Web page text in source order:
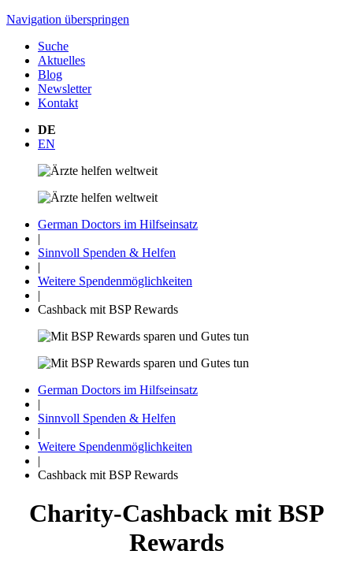
Navigation überspringen
Suche
Aktuelles
Blog
Newsletter
Kontakt
DE
EN
German Doctors im Hilfseinsatz
|
Sinnvoll Spenden & Helfen
|
Weitere Spenden­möglichkeiten
|
Cashback mit BSP Rewards
German Doctors im Hilfseinsatz
|
Sinnvoll Spenden & Helfen
|
Weitere Spenden­möglichkeiten
|
Cashback mit BSP Rewards
Charity-Cashback mit BSP
Rewards